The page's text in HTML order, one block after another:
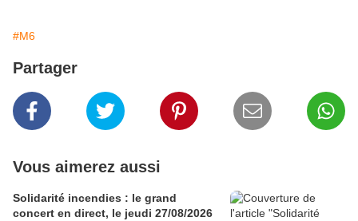
#M6
Partager
Vous aimerez aussi
Solidarité incendies : le grand
concert en direct, le jeudi 27/08/2026